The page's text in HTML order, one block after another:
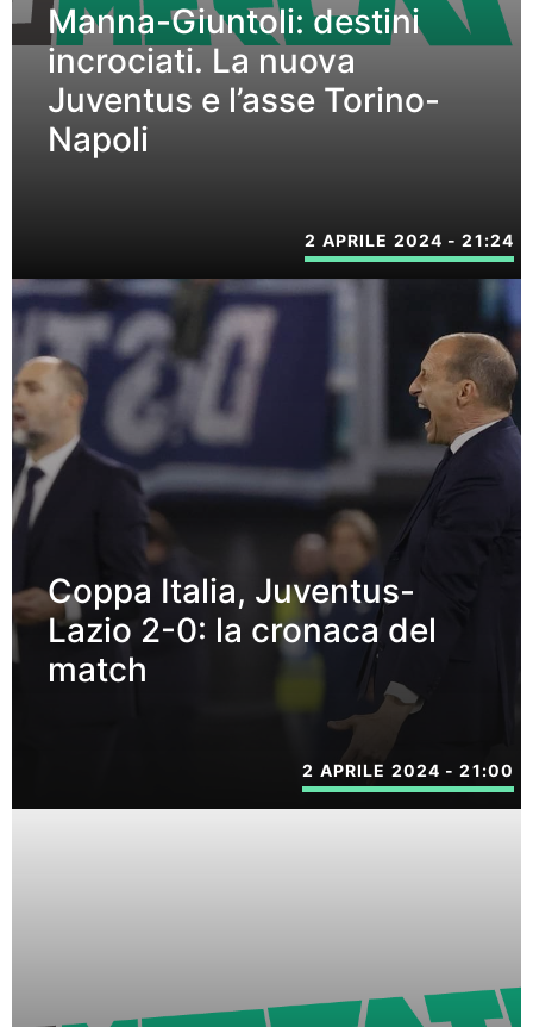
Manna-Giuntoli: destini
incrociati. La nuova
Juventus e l’asse Torino-
Napoli
2 APRILE 2024 - 21:24
Coppa Italia, Juventus-
Lazio 2-0: la cronaca del
match
2 APRILE 2024 - 21:00